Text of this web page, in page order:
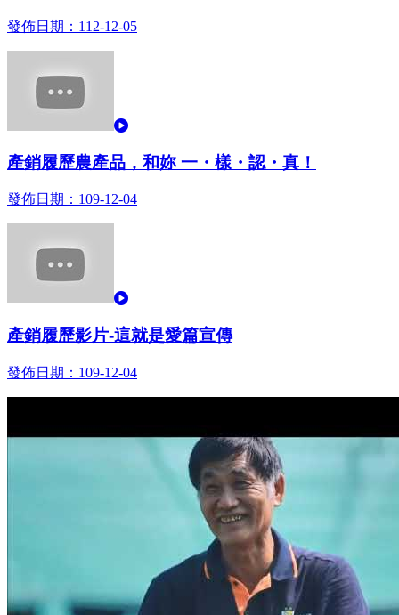
發佈日期：112-12-05
產銷履歷農產品，和妳 一・樣・認・真！
發佈日期：109-12-04
產銷履歷影片-這就是愛篇宣傳
發佈日期：109-12-04